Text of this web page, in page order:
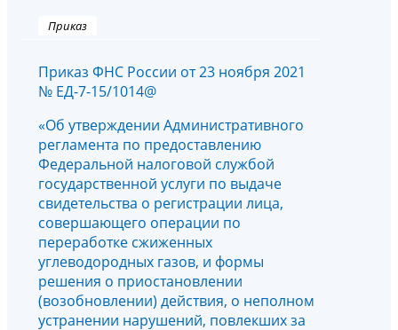
Приказ
Приказ ФНС России от 23 ноября 2021
№ ЕД-7-15/1014@
«Об утверждении Административного
регламента по предоставлению
Федеральной налоговой службой
государственной услуги по выдаче
свидетельства о регистрации лица,
совершающего операции по
переработке сжиженных
углеводородных газов, и формы
решения о приостановлении
(возобновлении) действия, о неполном
устранении нарушений, повлекших за